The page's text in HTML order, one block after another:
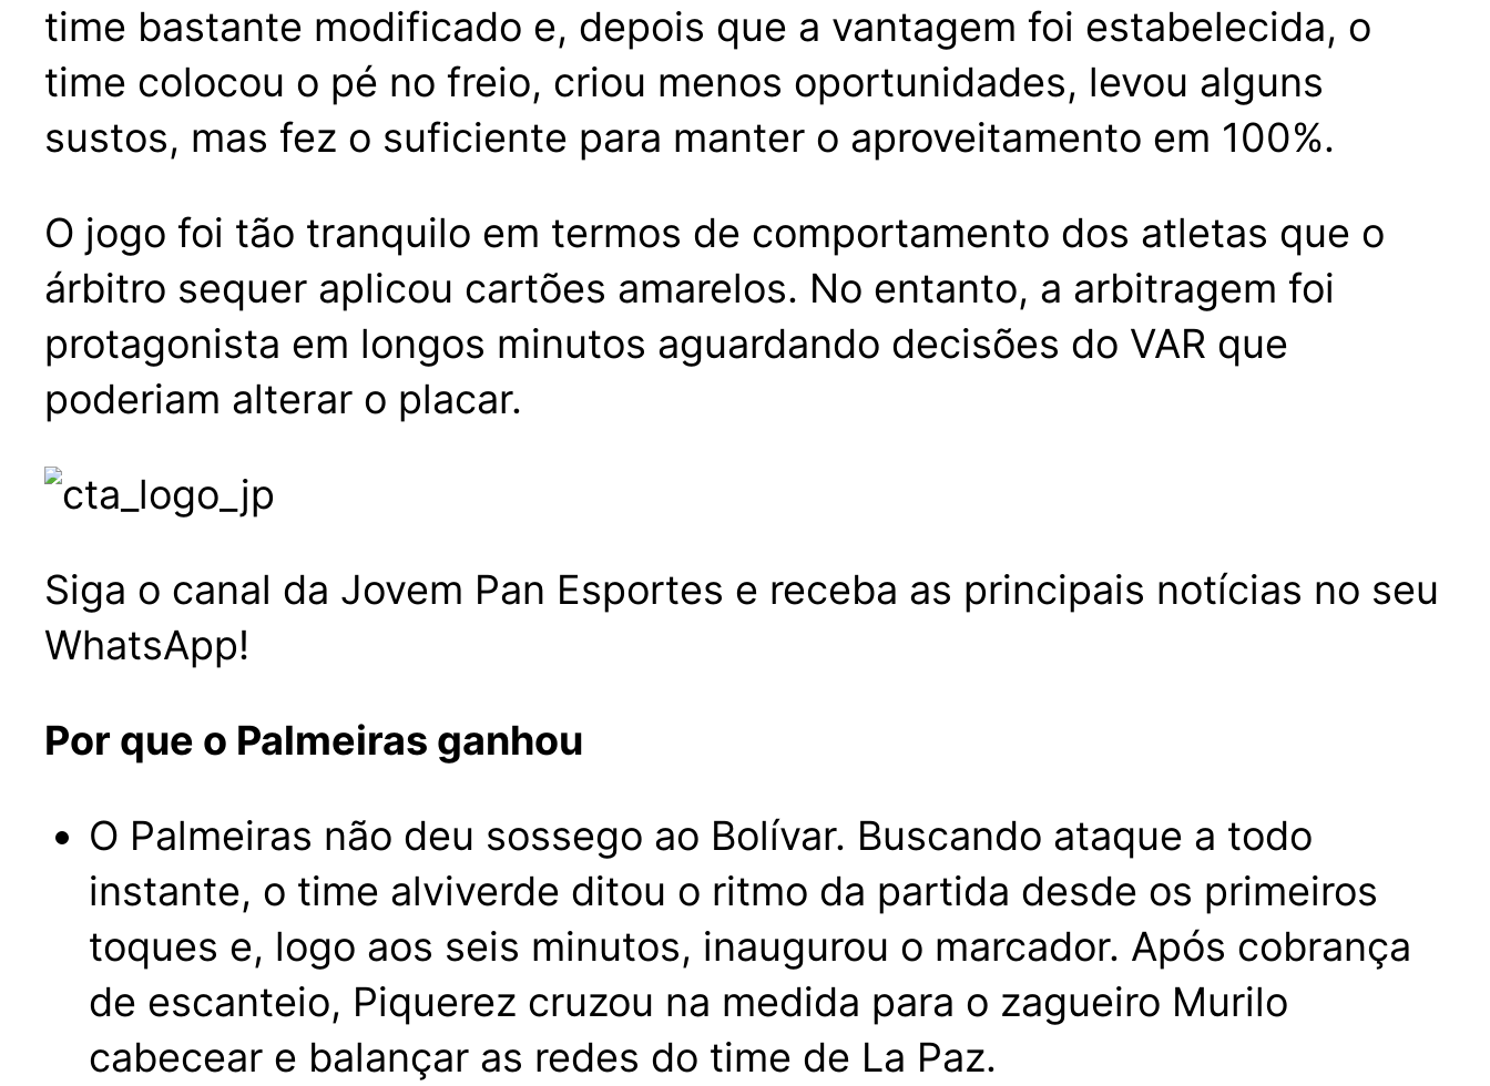
time bastante modificado e, depois que a vantagem foi estabelecida, o
time colocou o pé no freio, criou menos oportunidades, levou alguns
sustos, mas fez o suficiente para manter o aproveitamento em 100%.
O jogo foi tão tranquilo em termos de comportamento dos atletas que o
árbitro sequer aplicou cartões amarelos. No entanto, a arbitragem foi
protagonista em longos minutos aguardando decisões do VAR que
poderiam alterar o placar.
Siga o canal da Jovem Pan Esportes e receba as principais notícias no seu
WhatsApp!
Por que o Palmeiras ganhou
O Palmeiras não deu sossego ao Bolívar. Buscando ataque a todo
instante, o time alviverde ditou o ritmo da partida desde os primeiros
toques e, logo aos seis minutos, inaugurou o marcador. Após cobrança
de escanteio, Piquerez cruzou na medida para o zagueiro Murilo
cabecear e balançar as redes do time de La Paz.